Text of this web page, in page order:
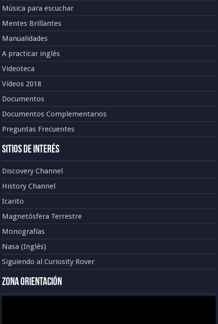
Música para escuchar
Mentes Brillantes
Manualidades
A practicar inglés
Videoteca
Vídeos 2018
Documentos
Documentos Complementarios
Preguntas Frecuentes
Sitios de Interés
Discovery Channel
History Channel
Icarito
Magnetósfera Terrestre
Monografías
Nasa (Inglés)
Siguiendo al Curiosity Rover
Zona Orientación